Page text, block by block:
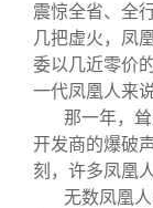
震惊全省、全
几把虚火，凤
委以几近零价
一代凤凰人来
那一年，
开发商的爆破
刻，许多凤凰
无数凤凰